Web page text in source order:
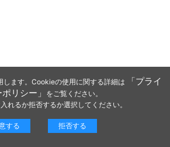
します。Cookieの使用に関する詳細は
「プライ
リシー」
をご覧ください。
れるか拒否するか選択してください。
する 拒否する